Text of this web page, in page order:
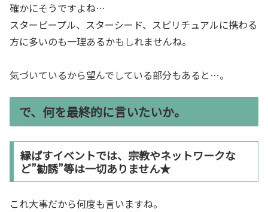
確かにそうですよね…
スターピープル、スターシード、スピリチュアルに携わる
方に多いのも一理あるかもしれませんね。
気づいているから望んでしている部分もあると…。
で、何を最終的に言いたいか。
縁ぱすイベントでは、宗教やネットワークな
ど”勧誘”等は一切ありません★
これ大事だから何度も言いますね。